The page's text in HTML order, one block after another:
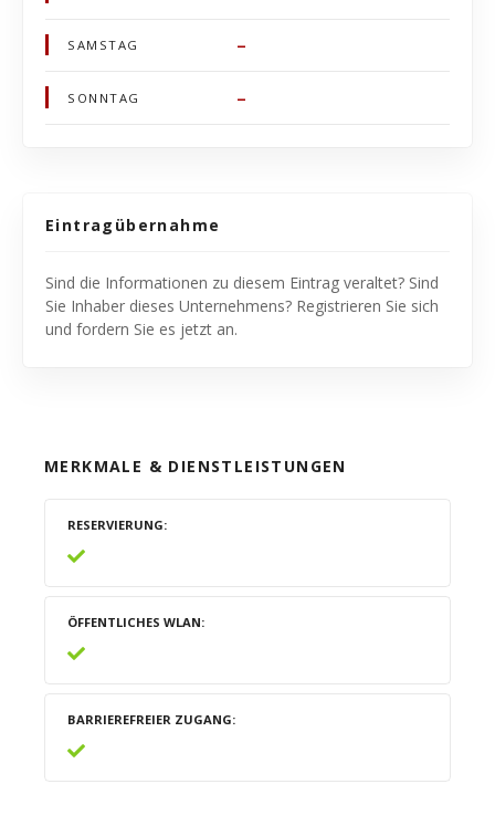
SAMSTAG –
SONNTAG –
Eintragübernahme
Sind die Informationen zu diesem Eintrag veraltet? Sind
Sie Inhaber dieses Unternehmens? Registrieren Sie sich
und fordern Sie es jetzt an.
MERKMALE & DIENSTLEISTUNGEN
RESERVIERUNG
ÖFFENTLICHES WLAN
BARRIEREFREIER ZUGANG